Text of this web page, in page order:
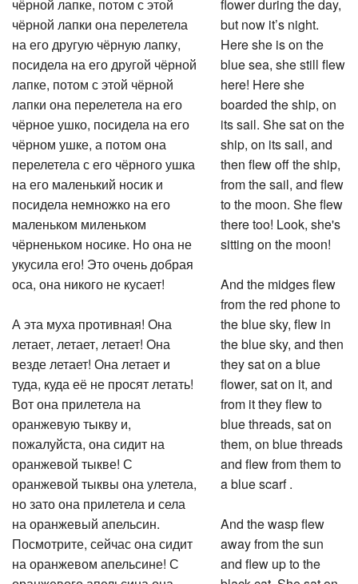
чёрной лапке, потом с этой
чёрной лапки она перелетела
на его другую чёрную лапку,
посидела на его другой чёрной
лапке, потом с этой чёрной
лапки она перелетела на его
чёрное ушко, посидела на его
чёрном ушке, а потом она
перелетела с его чёрного ушка
на его маленький носик и
посидела немножко на его
маленьком миленьком
чёрненьком носике. Но она не
укусила его! Это очень добрая
оса, она никого не кусает!
А эта муха противная! Она
летает, летает, летает! Она
везде летает! Она летает и
туда, куда её не просят летать!
Вот она прилетела на
оранжевую тыкву и,
пожалуйста, она сидит на
оранжевой тыкве! С
оранжевой тыквы она улетела,
но зато она прилетела и села
на оранжевый апельсин.
Посмотрите, сейчас она сидит
на оранжевом апельсине! С
flower during the day,
but now it’s night.
Here she is on the
blue sea, she still flew
here! Here she
boarded the ship, on
its sail. She sat on the
ship, on its sail, and
then flew off the ship,
from the sail, and flew
to the moon. She flew
there too! Look, she's
sitting on the moon!
And the midges flew
from the red phone to
the blue sky, flew in
the blue sky, and then
they sat on a blue
flower, sat on it, and
from it they flew to
blue threads, sat on
them, on blue threads
and flew from them to
a blue scarf .
And the wasp flew
away from the sun
and flew up to the